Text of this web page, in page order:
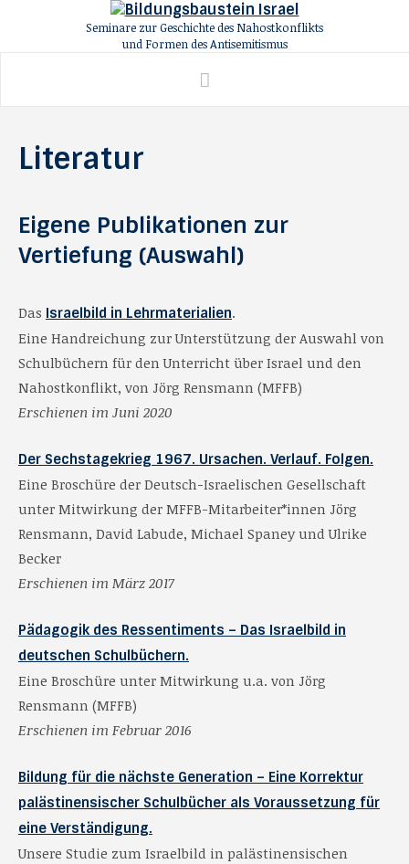
Seminare zur Geschichte des Nahostkonflikts
und Formen des Antisemitismus
Literatur
Eigene Publikationen zur
Vertiefung (Auswahl)
Das Israelbild in Lehrmaterialien.
Eine Handreichung zur Unterstützung der Auswahl von
Schulbüchern für den Unterricht über Israel und den
Nahostkonflikt, von Jörg Rensmann (MFFB)
Erschienen im Juni 2020
Der Sechstagekrieg 1967. Ursachen. Verlauf. Folgen.
Eine Broschüre der Deutsch-Israelischen Gesellschaft
unter Mitwirkung der MFFB-Mitarbeiter*innen Jörg
Rensmann, David Labude, Michael Spaney und Ulrike
Becker
Erschienen im März 2017
Pädagogik des Ressentiments – Das Israelbild in
deutschen Schulbüchern.
Eine Broschüre unter Mitwirkung u.a. von Jörg
Rensmann (MFFB)
Erschienen im Februar 2016
Bildung für die nächste Generation – Eine Korrektur
palästinensischer Schulbücher als Voraussetzung für
eine Verständigung.
Unsere Studie zum Israelbild in palästinensischen